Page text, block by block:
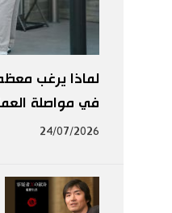
لماذا يرغب
في مواصلة
24/07/2026